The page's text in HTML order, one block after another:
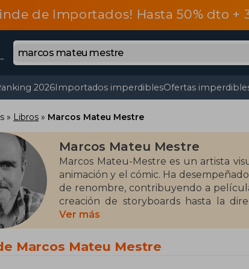
de Importados! Hasta 50% dto +
De Buenos Aires
2026Importados imperdiblesOfertas
Libros Marcos Mateu Mestre
Marcos Mateu Mestre
​Marcos Mateu-Mestre es un artista
animación y el cómic. Ha
de renombre, contribuyendo a
creación de storyboards hasta la
ámbito visual.​
Entre sus obras más destacadas
Storytellers (2010) y Framed
Ver más
Marcos Mateu Mestre